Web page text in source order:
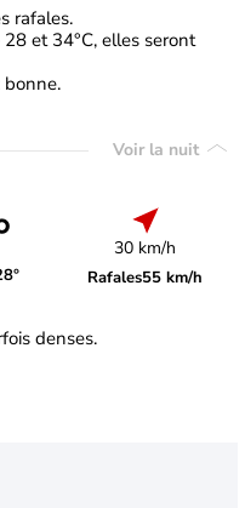
rafales.
et 34°C, elles seront
bonne.
Voir la nuit
30 km/h
Rafales55 km/h
denses.